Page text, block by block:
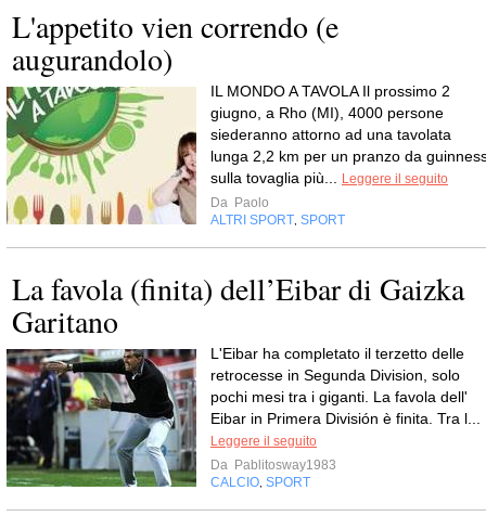
L'appetito vien correndo (e
augurandolo)
IL MONDO A TAVOLA Il prossimo 2
giugno, a Rho (MI), 4000 persone
siederanno attorno ad una tavolata
lunga 2,2 km per un pranzo da
sulla tovaglia più...
Leggere il seguito
Da Paolo
ALTRI SPORT SPORT
La favola (finita) dell’Eibar di Gaizka
Garitano
L'Eibar ha completato il terzetto delle
retrocesse in Segunda Division, solo
pochi mesi tra i giganti. La favola dell'
Eibar in Primera División è finita. Tra l...
Leggere il seguito
Da Pablitosway1983
CALCIO SPORT